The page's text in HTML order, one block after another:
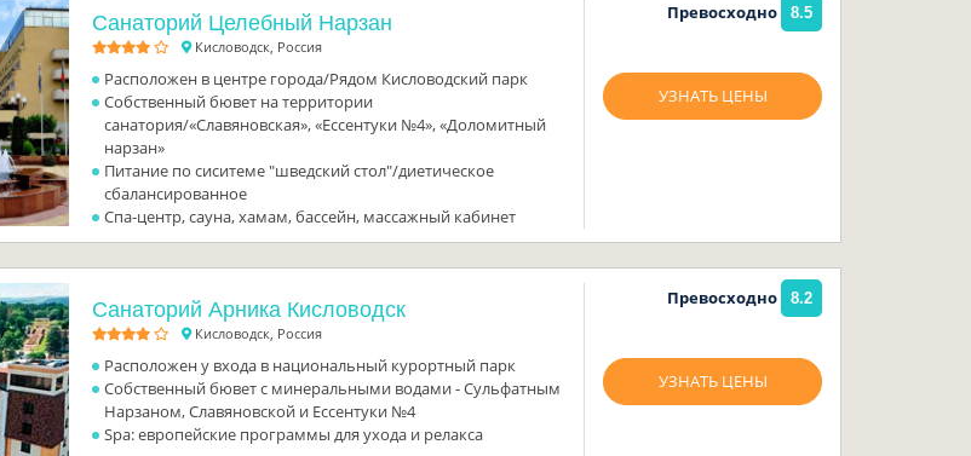
Санаторий Целебный Нарзан
Кисловодск, Россия
Расположен в центре города/Рядом Кисловодский парк
Собственный бювет на территории
санатория/«Славяновская», «Ессентуки №4», «Доломитный
нарзан»
Питание по сиситеме "шведский стол"/диетическое
сбалансированное
Спа-центр, сауна, хамам, бассейн, массажный кабинет
Превосходно 8.5
УЗНАТЬ ЦЕНЫ
Санаторий Арника Кисловодск
Кисловодск, Россия
Расположен у входа в национальный курортный парк
Собственный бювет с минеральными водами - Сульфатным
Нарзаном, Славяновской и Ессентуки №4
Spa: европейские программы для ухода и релакса
Превосходно 8.2
УЗНАТЬ ЦЕНЫ